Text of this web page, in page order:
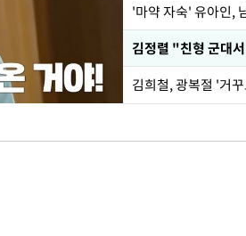
'마약 자숙' 유아인,
김정렬 "친형 군대